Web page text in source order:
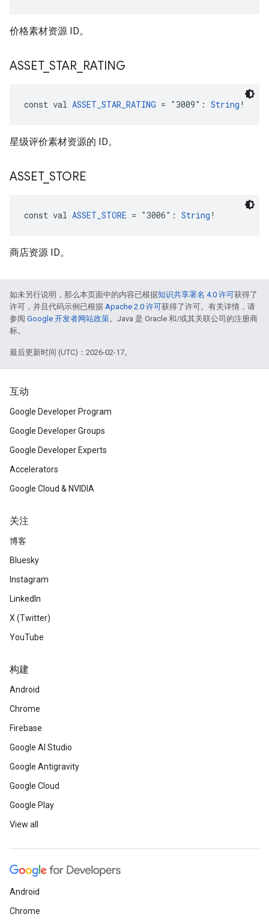
价格素材资源 ID。
ASSET_ STAR RATING
const val ASSET_STAR_RATING = "3009": String !
星级评价素材资源的 ID。
ASSET_ STORE
const val ASSET_STORE = "3006": String !
商店资源 ID。
如未另行说明，那么本页面中的内容已根据知识共享署名 4.0 许可获得了
许可，并且代码示例已根据 Apache 2.0 许可获得了许可。有关详情，请
参阅 Google 开发者网站政策。Java 是 Oracle 和/或其关联公司的注册商
标。
最后更新时间 (UTC)：2026-02-17。
互动
Google Developer Program
Google Developer Groups
Google Developer Experts
Accelerators
Google Cloud & NVIDIA
关注
博客
Bluesky
Instagram
LinkedIn
X (Twitter)
YouTube
构建
Android
Chrome
Firebase
Google AI Studio
Google Antigravity
Google Cloud
Google Play
View all
Android
Chrome